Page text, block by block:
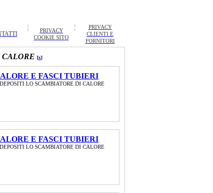
PRIVACY
COOKIE SITO
PRIVACY
CLIENTI E
FORNITORI
[x]
E FASCI TUBIERI
LO SCAMBIATORE DI CALORE
E FASCI TUBIERI
LO SCAMBIATORE DI CALORE